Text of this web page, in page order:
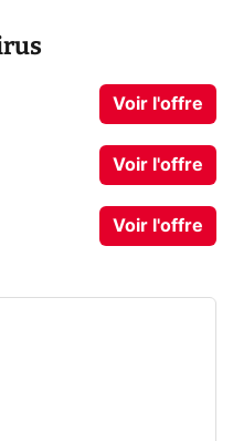
Voir l'offre
Voir l'offre
Voir l'offre